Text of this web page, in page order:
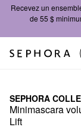
Recevez un
de 55 $
SEPHORA
Minimascara
Lift